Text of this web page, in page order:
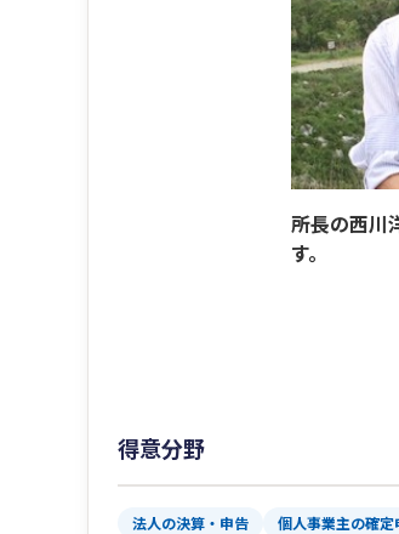
所長の西川
す。
得意分野
法人の決算・申告 個人事業主の確定